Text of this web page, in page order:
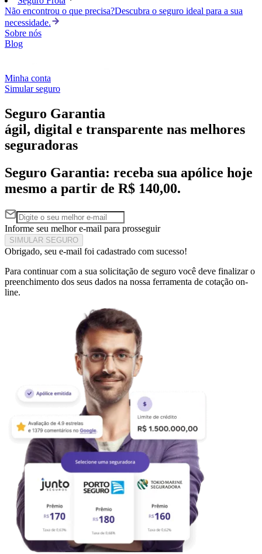
Não encontrou o que precisa?Descubra o seguro ideal para a sua
necessidade.
Sobre nós
Blog
Minha conta
Simular seguro
Seguro Garantia
ágil, digital e transparente nas melhores
seguradoras
Seguro Garantia: receba sua apólice hoje
mesmo a partir de R$ 140,00.
Informe seu melhor e-mail para prosseguir
SIMULAR SEGURO
Obrigado, seu e-mail foi cadastrado com sucesso!
Para continuar com a sua solicitação de seguro você deve finalizar o
preenchimento dos seus dados na nossa ferramenta de cotação on-
line.